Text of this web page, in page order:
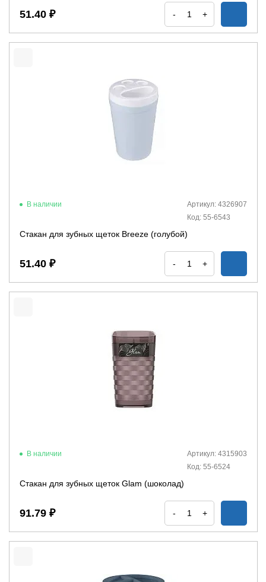
51.40 ₽ - +
В наличии
Артикул: 4326907
Код: 55-6543
Стакан для зубных щеток Breeze (голубой)
51.40 ₽ - +
В наличии
Артикул: 4315903
Код: 55-6524
Стакан для зубных щеток Glam (шоколад)
91.79 ₽ - +